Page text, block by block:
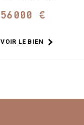
56000 €
VOIR LE BIEN